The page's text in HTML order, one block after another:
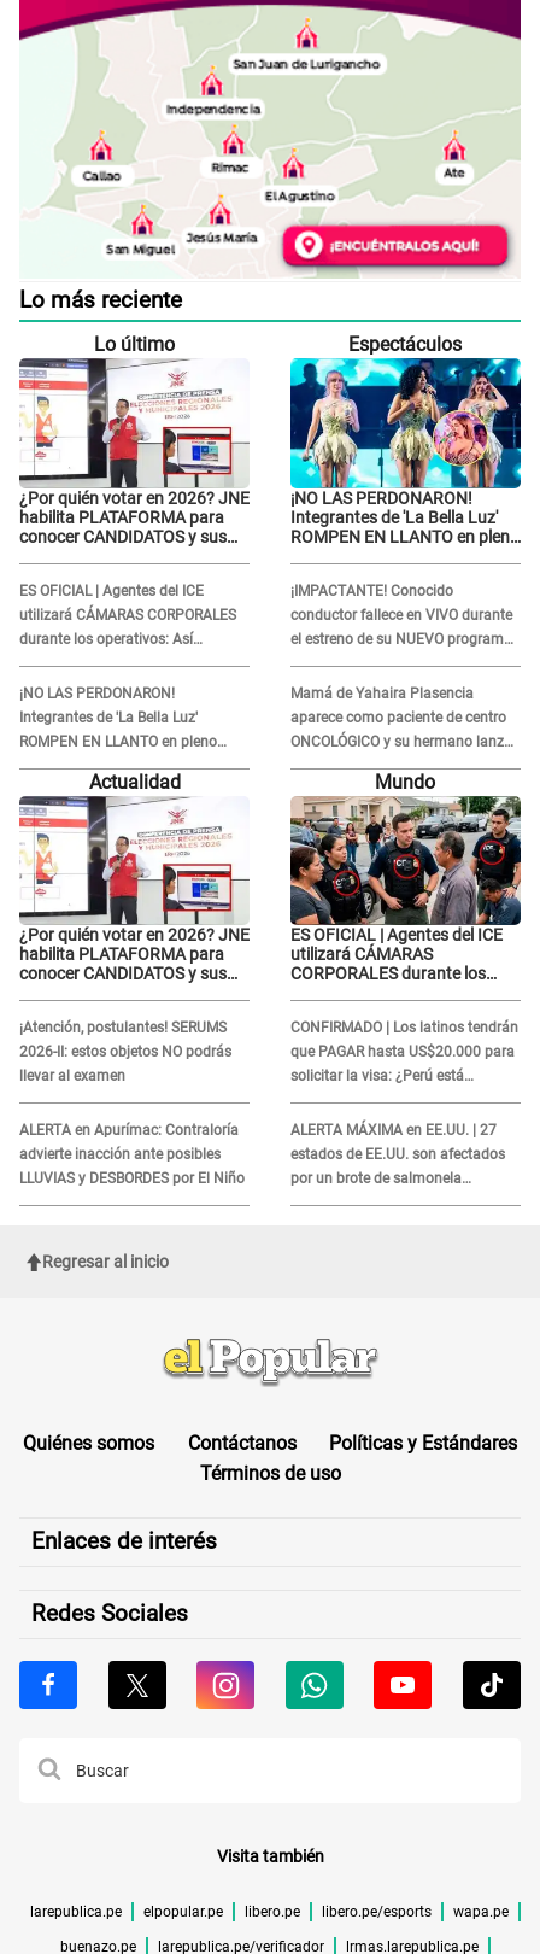
Lo más reciente
Lo último
¿Por quién votar en 2026? JNE
habilita PLATAFORMA para
conocer CANDIDATOS y sus
ES OFICIAL | Agentes del ICE
utilizará CÁMARAS CORPORALES
durante los operativos: Así
afectará a inmigrantes
¡NO LAS PERDONARON!
Integrantes de 'La Bella Luz'
ROMPEN EN LLANTO en pleno
concierto y reciben FUERTES
CRÍTICAS: “La víctima ...”
Espectáculos
¡NO LAS PERDONARON!
Integrantes de 'La Bella Luz'
ROMPEN EN LLANTO en pleno
¡IMPACTANTE! Conocido
conductor fallece en VIVO durante
el estreno de su NUEVO programa:
así fueron sus últimos segundos al
aire
Mamá de Yahaira Plasencia
aparece como paciente de centro
ONCOLÓGICO y su hermano lanza
DESGARRADOR mensaje: "Hoy fue
Actualidad
¿Por quién votar en 2026? JNE
habilita PLATAFORMA para
conocer CANDIDATOS y sus
¡Atención, postulantes! SERUMS
2026-II: estos objetos NO podrás
llevar al examen
ALERTA en Apurímac: Contraloría
advierte inacción ante posibles
LLUVIAS y DESBORDES por El Niño
Mundo
ES OFICIAL | Agentes del ICE
utilizará CÁMARAS
CORPORALES durante los
CONFIRMADO | Los latinos tendrán
que PAGAR hasta US$20.000 para
solicitar la visa: ¿Perú está
incluido?
ALERTA MÁXIMA en EE.UU. | 27
estados de EE.UU. son afectados
por un brote de salmonela
relacionado a un producto MUY
Regresar al inicio
Quiénes somos Contáctanos
Políticas y Estándares
Términos de uso
Enlaces de interés
Redes Sociales
Visita también
larepublica.pe elpopular.pe libero.pe libero.pe/esports wapa.pe
buenazo.pe larepublica.pe/verificador lrmas.larepublica.pe